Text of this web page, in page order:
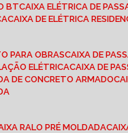
BT CAIXA ELÉTRICA DE
CAIXA DE ELÉTRICA
PARA OBRAS CAIXA DE
ELÉTRICA CAIXA DE
DE CONCRETO ARMADO
RALO PRÉ MOLDADA